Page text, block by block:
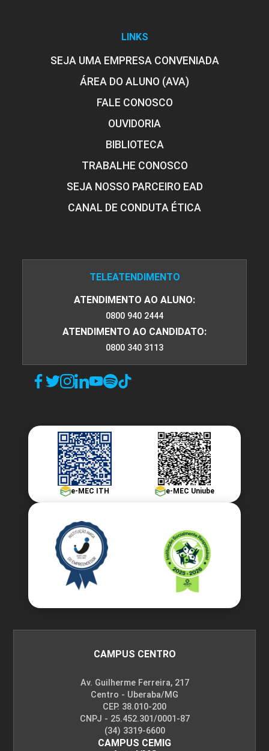
10h
Aspectos Teóricos da Rescisão de
10h
LINKS
SEJA UMA EMPRESA CONVENIADA
ÁREA DO ALUNO (AVA)
FALE CONOSCO
OUVIDORIA
BIBLIOTECA
TRABALHE CONOSCO
SEJA NOSSO PARCEIRO EAD
CANAL DE CONDUTA ÉTICA
TELEATENDIMENTO
ATENDIMENTO AO ALUNO:
0800 940 2444
ATENDIMENTO AO CANDIDATO:
0800 340 3113
e-MEC ITH e-MEC Uniube
CAMPUS CENTRO
Av. Guilherme Ferreira, 217
Centro - Uberaba/MG
CEP. 38.010-200
CNPJ - 25.452.301/0001-87
(34) 3319-6600
CAMPUS CEMIG